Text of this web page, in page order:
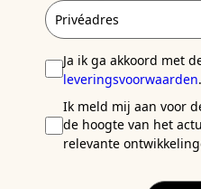
Ja ik ga akkoord met
leveringsvoorwaarden.
Ik meld mij aan voor
de hoogte van het
relevante